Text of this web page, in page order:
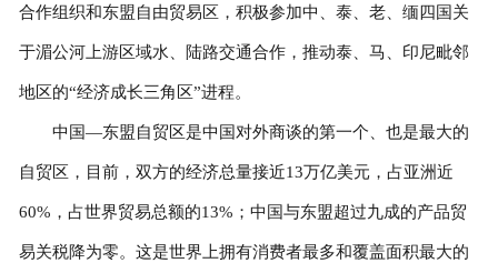
合作组织和东盟自由贸易区，积极参加中、泰、老、缅四国关
于湄公河上游区域水、陆路交通合作，推动泰、马、印尼毗邻
地区的“经济成长三角区”进程。
中国—东盟自贸区是中国对外商谈的第一个、也是最大的
自贸区，目前，双方的经济总量接近13万亿美元，占亚洲近
60%，占世界贸易总额的13%；中国与东盟超过九成的产品贸
易关税降为零。这是世界上拥有消费者最多和覆盖面积最大的